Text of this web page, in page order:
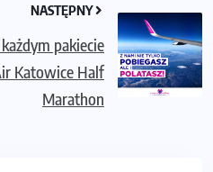
NASTĘPNY
pakiecie
Katowice Half
Marathon